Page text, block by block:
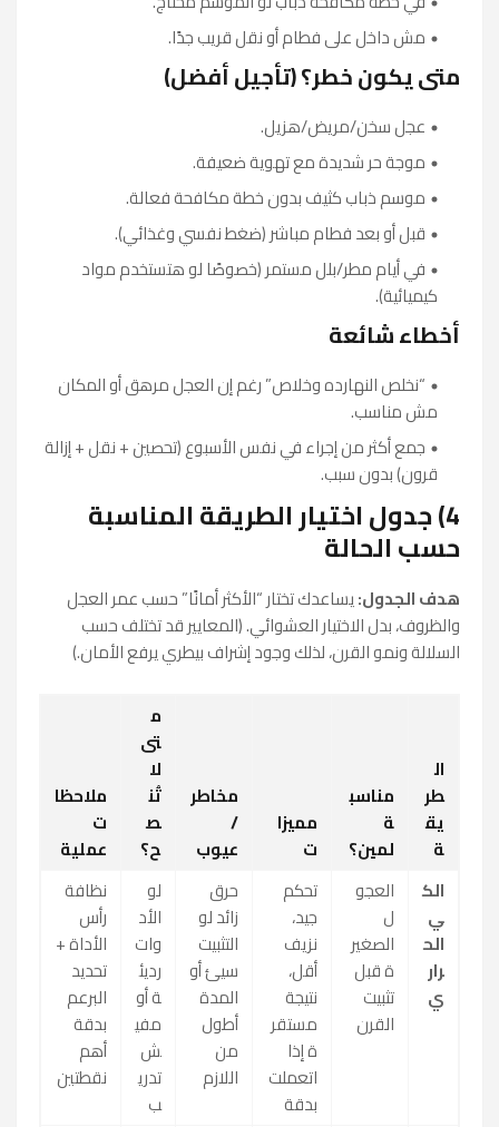
مش داخل على فطام أو نقل قريب جدًا.
متى يكون خطر؟ (تأجيل أفضل)
عجل سخن/مريض/هزيل.
موجة حر شديدة مع تهوية ضعيفة.
موسم ذباب كثيف بدون خطة مكافحة فعالة.
قبل أو بعد فطام مباشر (ضغط نفسي وغذائي).
في أيام مطر/بلل مستمر (خصوصًا لو هتستخدم مواد
كيميائية).
أخطاء شائعة
“نخلص النهارده وخلاص” رغم إن العجل مرهق أو المكان
مش مناسب.
جمع أكثر من إجراء في نفس الأسبوع (تحصين + نقل + إزالة
قرون) بدون سبب.
4) جدول اختيار الطريقة المناسبة
حسب الحالة
هدف الجدول:يساعدك تختار “الأكثر أمانًا” حسب عمر العجل
والظروف، بدل الاختيار العشوائي. (المعايير قد تختلف حسب
السلالة ونمو القرن، لذلك وجود إشراف بيطري يرفع الأمان.)
ال
طر
يق
ة
مناسب
ة
لمين؟
مميزا
ت
مخاطر
/
عيوب
م
تى
لا
تُن
ص
ح؟
ملاحظا
ت
عملية
الك
ي
الح
رار
ي
العجو
ل
الصغير
ة قبل
تثبيت
القرن
تحكم
جيد،
نزيف
أقل،
نتيجة
مستقر
ة إذا
اتعملت
بدقة
حرق
زائد لو
التثبيت
سيئ أو
المدة
أطول
من
اللازم
لو
الأد
وات
رديئ
ة أو
مفي
ش
تدري
ب
نظافة
رأس
الأداة +
تحديد
البرعم
بدقة
أهم
نقطتين